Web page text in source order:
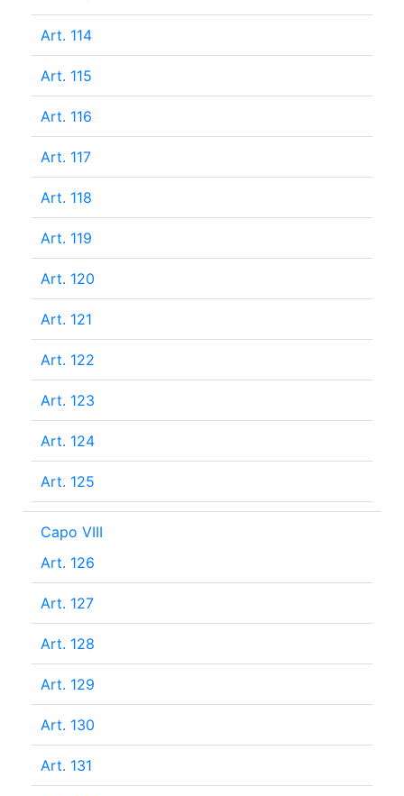
Art. 114
Art. 115
Art. 116
Art. 117
Art. 118
Art. 119
Art. 120
Art. 121
Art. 122
Art. 123
Art. 124
Art. 125
Capo VIII
Art. 126
Art. 127
Art. 128
Art. 129
Art. 130
Art. 131